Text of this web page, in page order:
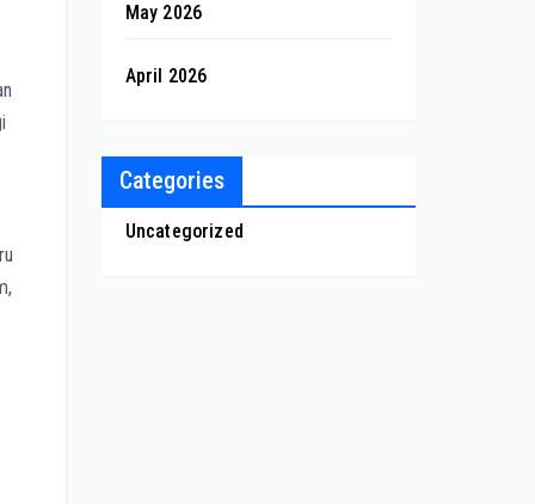
May 2026
April 2026
Categories
Uncategorized